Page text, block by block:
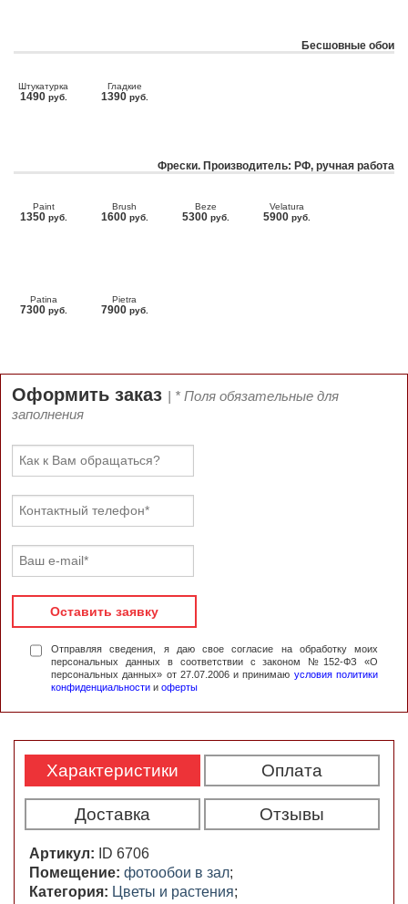
Бесшовные обои
Штукатурка
1490 руб.
Гладкие
1390 руб.
Фрески. Производитель: РФ, ручная работа
Paint
1350 руб.
Brush
1600 руб.
Beze
5300 руб.
Velatura
5900 руб.
Patina
7300 руб.
Pietra
7900 руб.
Оформить заказ | * Поля обязательные для
заполнения
Оставить заявку
Отправляя сведения, я даю свое согласие на обработку моих
персональных данных в соответствии с законом №152-ФЗ «О
персональных данных» от 27.07.2006 и принимаю условия политики
конфиденциальности и оферты
Характеристики Оплата
Доставка Отзывы
Артикул:
ID 6706
Помещение: фотообои в зал;
Категория: Цветы и растения;